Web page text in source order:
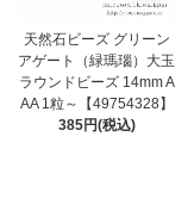
天然石ビーズ グリーン
アゲート（緑瑪瑙）大玉
ラウンドビーズ 14mm A
AA 1粒～【49754328】
385円(税込)